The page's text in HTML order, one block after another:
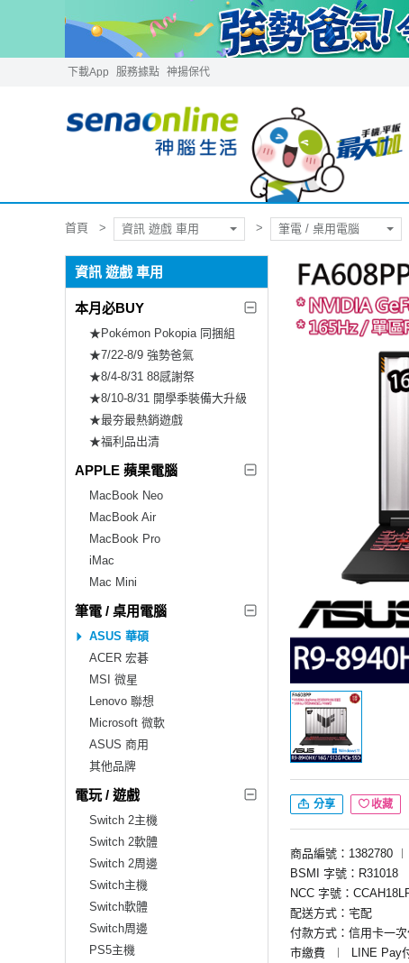
下載App 服務據點 神揚保代
首頁 資訊 遊戲 車用 筆電 / 桌用電腦
資訊 遊戲 車用
本月必BUY
★Pokémon Pokopia 同捆組
★7/22-8/9 強勢爸氣
★8/4-8/31 88感謝祭
★8/10-8/31 開學季裝備大升級
★最夯最熱銷遊戲
★福利品出清
APPLE 蘋果電腦
MacBook Neo
MacBook Air
MacBook Pro
iMac
Mac Mini
筆電 / 桌用電腦
ASUS 華碩
ACER 宏碁
MSI 微星
Lenovo 聯想
Microsoft 微軟
ASUS 商用
其他品牌
電玩 / 遊戲
Switch 2主機
Switch 2軟體
Switch 2周邊
Switch主機
Switch軟體
Switch周邊
PS5主機
分享 收藏
商品編號：1382780 ︱
BSMI 字號：R31018
NCC 字號：
配送方式：宅配
付款方式：信用卡一
市繳費
︱ LINE Pay